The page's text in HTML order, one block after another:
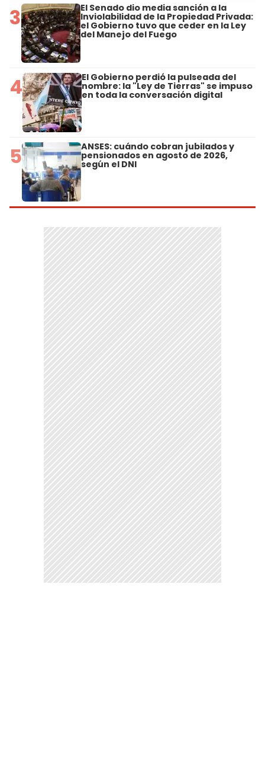
3 El Senado dio media sanción a la
Inviolabilidad de la Propiedad Privada:
el Gobierno tuvo que ceder en la Ley
del Manejo del Fuego
4 El Gobierno perdió la pulseada del
nombre: la "Ley de Tierras" se impuso
en toda la conversación digital
5 ANSES: cuándo cobran jubilados y
pensionados en agosto de 2026,
según el DNI